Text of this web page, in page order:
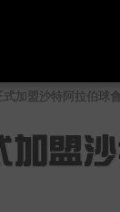
式加盟沙特阿拉伯球
加盟